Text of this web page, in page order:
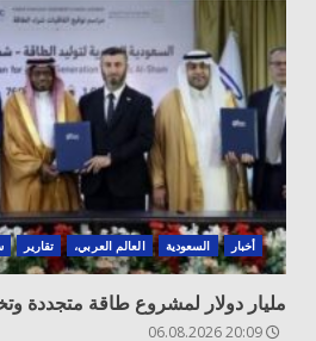
أخبار السعودية العالم العربي، تقارير
مليار دولار لمشروع طاقة متجددة